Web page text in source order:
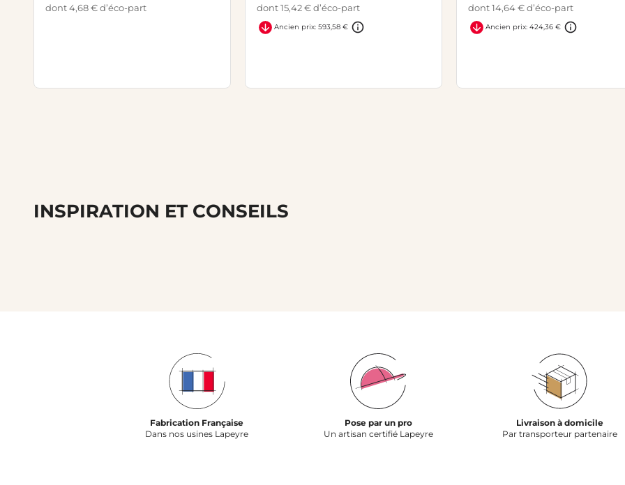
dont 4,68 € d’éco-part dont 15,42 € d’éco-part
Ancien prix: 593,58 €
dont 14,64 € d’éco-part
Ancien prix: 424,36 €
INSPIRATION ET CONSEILS
Fabrication Française
Dans nos usines Lapeyre
Pose par un pro
Un artisan certifié Lapeyre
Livraison à domicile
Par transporteur partenaire